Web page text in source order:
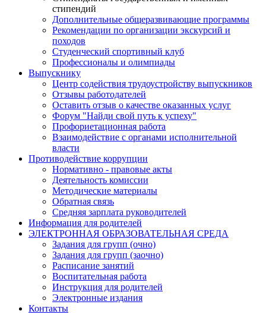
стипендий
Дополнительные общеразвивающие программы
Рекомендации по организации экскурсий и
походов
Студенческий спортивный клуб
Профессионалы и олимпиады
Выпускнику
Центр содействия трудоустройству выпускников
Отзывы работодателей
Оставить отзыв о качестве оказанных услуг
Форум "Найди свой путь к успеху"
Профориетационная работа
Взаимодействие с органами исполнительной
власти
Противодействие коррупции
Нормативно - правовые акты
Деятельность комиссии
Методические материалы
Обратная связь
Средняя зарплата руководителей
Информация для родителей
ЭЛЕКТРОННАЯ ОБРАЗОВАТЕЛЬНАЯ СРЕДА
Задания для групп (очно)
Задания для групп (заочно)
Расписание занятий
Воспитательная работа
Инструкция для родителей
Электронные издания
Контакты